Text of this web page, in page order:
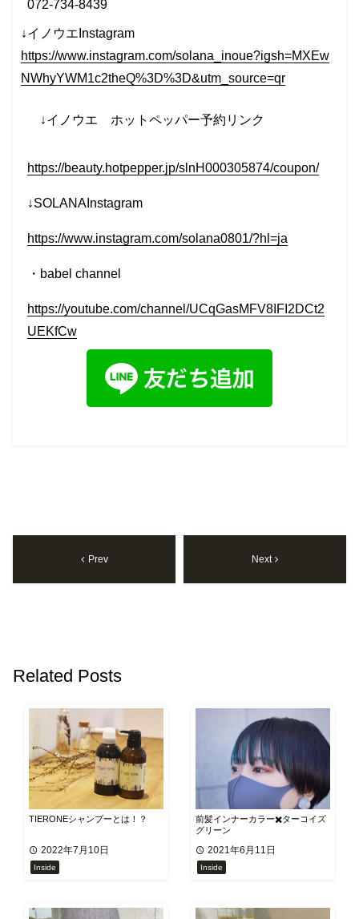
072-734-8439
↓イノウエInstagram
https://www.instagram.com/solana_inoue?igsh=MXEw
NWhyYWM1c2theQ%3D%3D&utm_source=qr
↓イノウエ ホットペッパー予約リンク
https://beauty.hotpepper.jp/slnH000305874/coupon/
↓SOLANAInstagram
https://www.instagram.com/solana0801/?hl=ja
・ babel channel
https://youtube.com/channel/UCqGasMFV8IFI2DCt2
UEKfCw
Prev Next
Related Posts
TIERONEシャンプーとは！？
2022年7月10日
Inside
前髪インナーカラー✖️ターコイズ
グリーン
2021年6月11日
Inside